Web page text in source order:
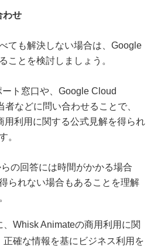
わせ
ても解決しない場合は、Google
ことを検討しましょう。
ト窓口や、Google Cloud
者などに問い合わせることで、
用利用に関する公式見解を得られ
。
の回答には時間がかかる場合
られない場合もあることを理解
Whisk Animateの商用利用に関
確な情報を基にビジネス利用を